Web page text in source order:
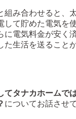
組み合わせると、
して貯めた電気を
に電気料金が安く
た生活を送ること
てタナカホームで
についてお話させ